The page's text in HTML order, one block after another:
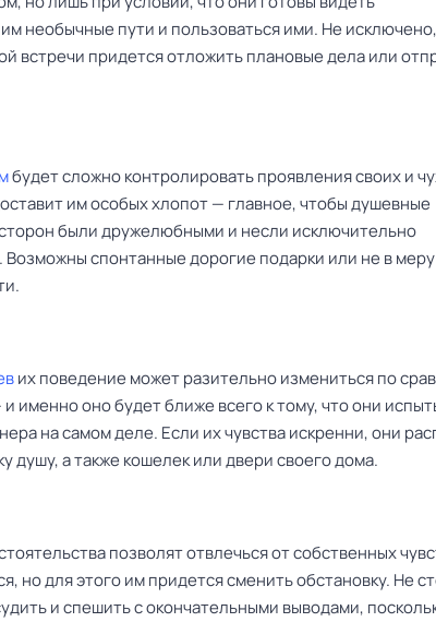
необычные пути и пользоваться ими. Не
встречи придется отложить плановые дела или
будет сложно контролировать проявления своих и
им особых хлопот — главное, чтобы душевные
были дружелюбными и несли исключительно
Возможны спонтанные дорогие подарки или не в
их поведение может разительно измениться по
именно оно будет ближе всего к тому, что они
на самом деле. Если их чувства искренни, они
душу, а также кошелек или двери своего дома.
позволят отвлечься от собственных
но для этого им придется сменить обстановку. Не
и спешить с окончательными выводами,